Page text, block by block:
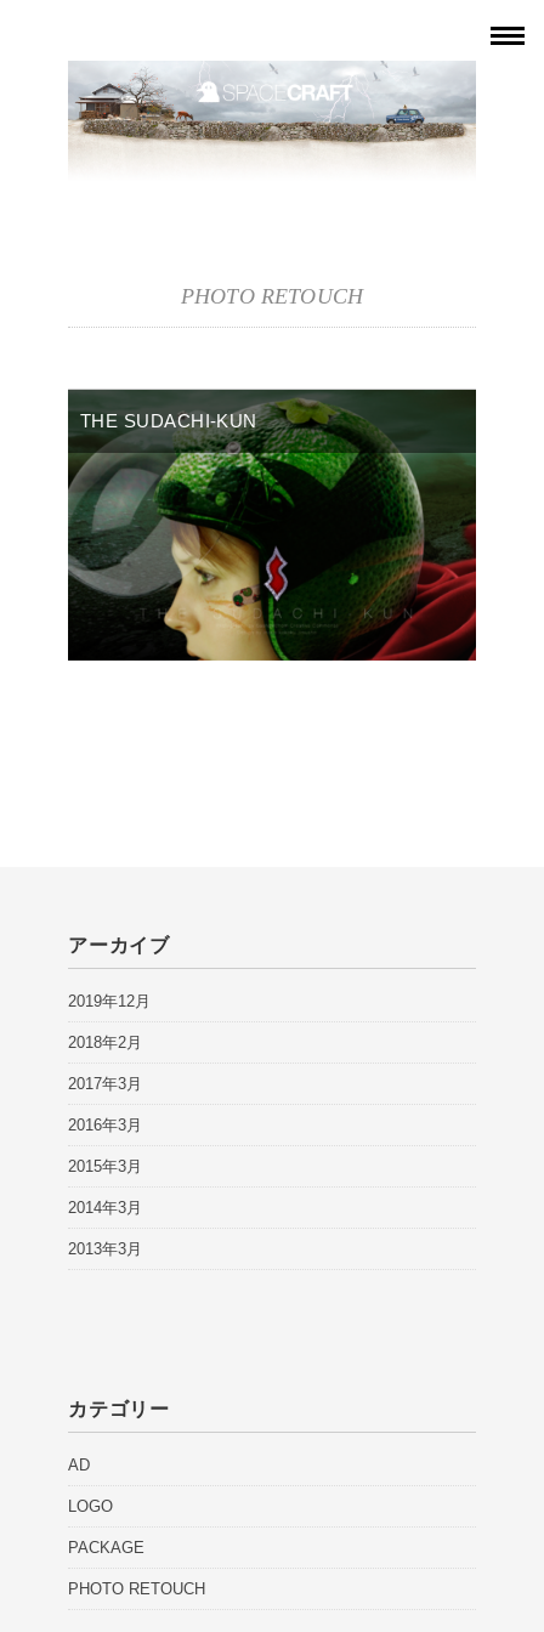
PHOTO RETOUCH
THE SUDACHI-KUN
アーカイブ
2019年12月
2018年2月
2017年3月
2016年3月
2015年3月
2014年3月
2013年3月
カテゴリー
AD
LOGO
PACKAGE
PHOTO RETOUCH